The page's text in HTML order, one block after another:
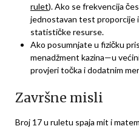
rulet). Ako se frekvencija
jednostavan test proporcije
statističke resurse.
Ako posumnjate u fizičku
menadžment kazina—u
provjeri točka i dodatnim
Završne misli
Broj 17 u ruletu spaja mit i